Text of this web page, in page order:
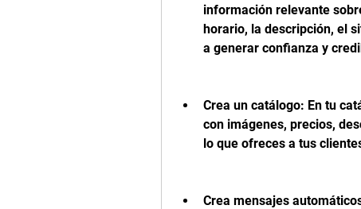
información relevante
horario, la descripción, el
a generar confianza y
Crea un catálogo: En tu
con imágenes, precios,
lo que ofreces a tus
Crea mensajes